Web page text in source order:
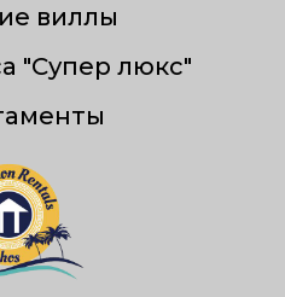
виллы
"Супер люкс"